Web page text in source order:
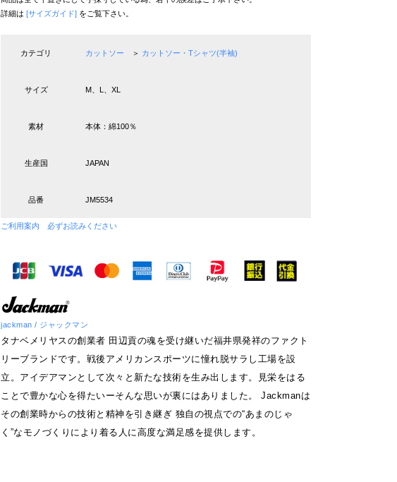
詳細は [サイズガイド] をご覧下さい。
カテゴリ カットソー ＞ カットソー・Tシャツ(半袖)
サイズ M、L、XL
素材 本体：綿100％
生産国 JAPAN
品番 JM5534
ご利用案内 必ずお読みください
jackman / ジャックマン
タナベメリヤスの創業者 田辺貢の魂を受け継いだ福井県発祥のファクト
リーブランドです。戦後アメリカンスポーツに憧れ脱サラし工場を設
立。アイデアマンとして次々と新たな技術を生み出します。見栄をはる
ことで豊かな心を得たいーそんな思いが裏にはありました。 Jackmanは
その創業時からの技術と精神を引き継ぎ 独自の視点での“あまのじゃ
く”なモノづくりにより着る人に高度な満足感を提供します。